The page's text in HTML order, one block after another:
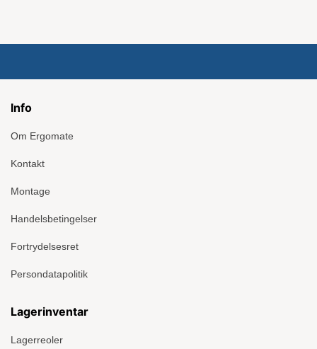
Info
Om Ergomate
Kontakt
Montage
Handelsbetingelser
Fortrydelsesret
Persondatapolitik
Lagerinventar
Lagerreoler